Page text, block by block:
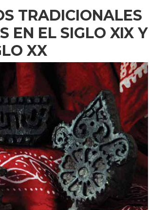
TRADICIONALES
EN EL SIGLO XIX Y
XX